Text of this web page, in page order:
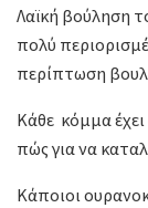
Λαϊκή βούληση
πολύ
περίπτωση
Κάθε κόμμα έχει
πώς για να
Κάποιοι